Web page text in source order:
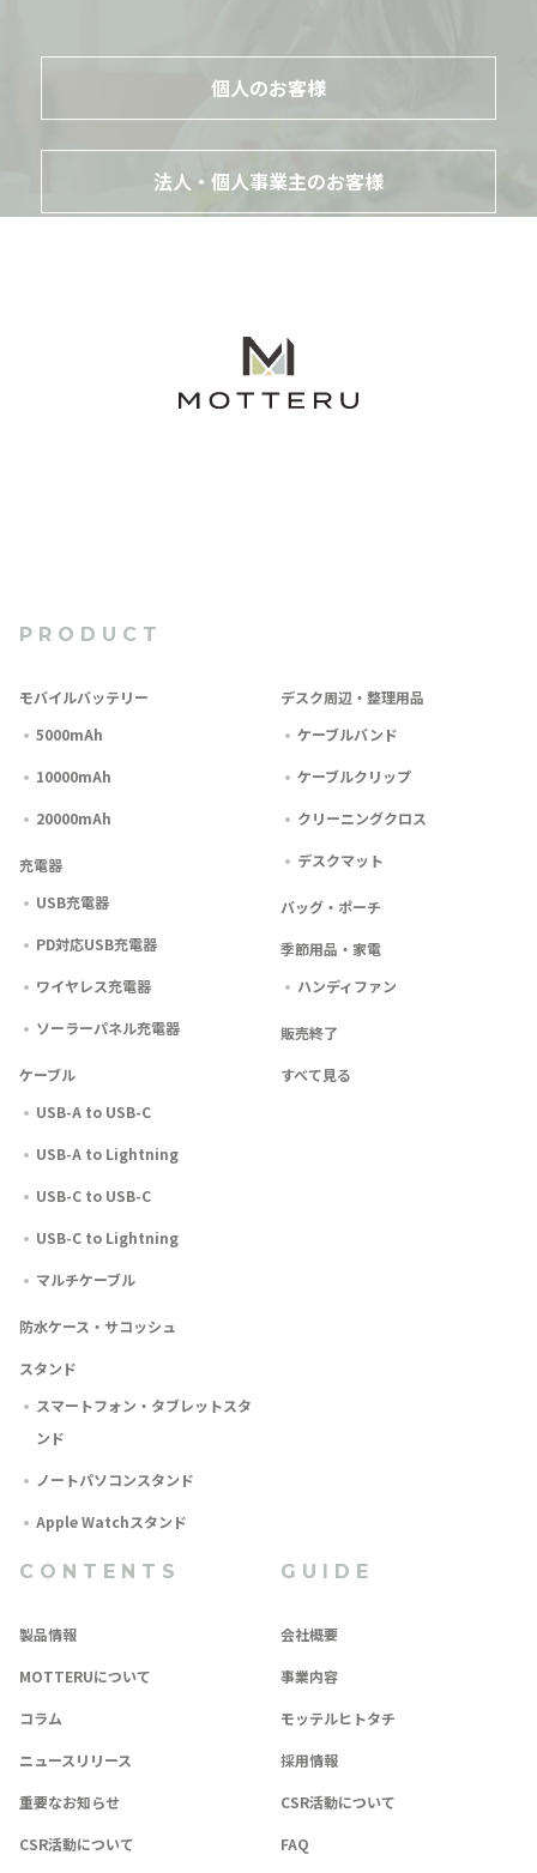
個人のお客様
法人・個人事業主のお客様
PRODUCT
モバイルバッテリー
5000mAh
10000mAh
20000mAh
充電器
USB充電器
PD対応USB充電器
ワイヤレス充電器
ソーラーパネル充電器
ケーブル
USB-A to USB-C
USB-A to Lightning
USB-C to USB-C
USB-C to Lightning
マルチケーブル
防水ケース・サコッシュ
スタンド
スマートフォン・タブレットスタ
ンド
ノートパソコンスタンド
Apple Watchスタンド
デスク周辺・整理用品
ケーブルバンド
ケーブルクリップ
クリーニングクロス
デスクマット
バッグ・ポーチ
季節用品・家電
ハンディファン
販売終了
すべて見る
CONTENTS
製品情報
MOTTERUについて
コラム
ニュースリリース
重要なお知らせ
CSR活動について
GUIDE
会社概要
事業内容
モッテルヒトタチ
採用情報
CSR活動について
FAQ